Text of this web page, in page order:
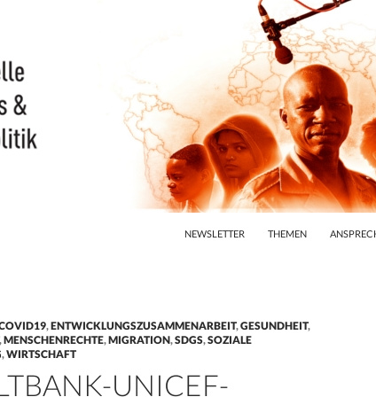
NEWSLETTER
THEMEN
,ENTWICKLUNGSZUSAMMENARBEIT,GESUNDHEIT,
,MENSCHENRECHTE,MIGRATION,SDGS,SOZIALE
,WIRTSCHAFT
UNICEF-